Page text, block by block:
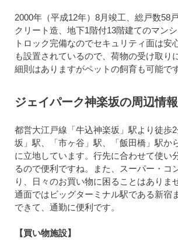
2000年（平成12年）8月竣工、総戸数58
クリート造、地下1階付13階建てのマン
トロック完備なのでセキュリティ面は安
も設置されているので、荷物の受け取り
細則はありますがペットの飼育も可能です
ジェイパーク神楽坂の周辺情報
都営大江戸線「牛込神楽坂」駅より徒歩
坂」駅、「市ヶ谷」駅、「飯田橋」駅か
に立地しています。行先に合わせて使い
るので便利ですね。また、スーパー・コ
り、日々のお買い物に困ることはありま
通面ではビッグターミナル駅である新宿
できて、通勤に便利です。
【買い物施設】